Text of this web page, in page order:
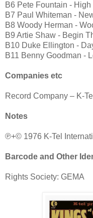
B6 Pete Fountain -
B7 Paul Whiteman -
B8 Woody Herman -
B9 Artie Shaw - Begin
B10 Duke Ellington -
B11 Benny Goodman -
Companies etc
Record Company – K-
Notes
℗+© 1976 K-Tel
Barcode and Other
Rights Society: GEMA